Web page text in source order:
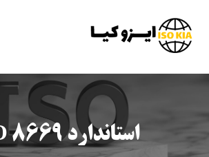
استاندارد ISO 8669